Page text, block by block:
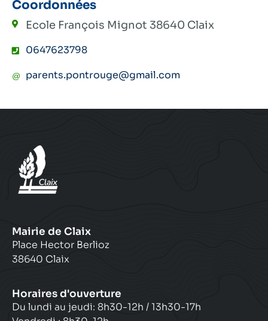
Coordonnées
Ecole François Mignot 38640 Claix
0647623798
parents.pontrouge@gmail.com
Mairie de Claix
Place Hector Berlioz
38640 Claix
Horaires d'ouverture
Du lundi au jeudi: 8h30-12h / 13h30-17h